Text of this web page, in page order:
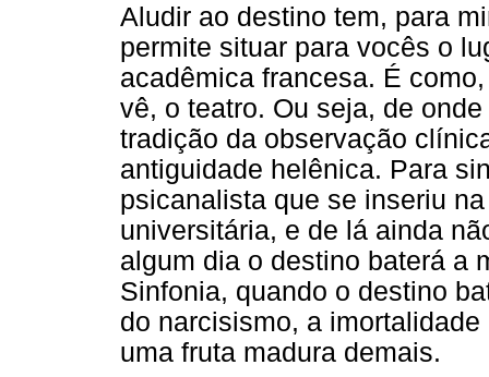
Aludir ao destino tem, para
permite situar para vocês o
acadêmica francesa. É
vê, o teatro. Ou seja, de
tradição da observação
antiguidade helênica. Para
psicanalista que se inseriu
universitária, e de lá ainda
algum dia o destino baterá a
Sinfonia, quando o destino
do narcisismo, a
uma fruta madura demais.